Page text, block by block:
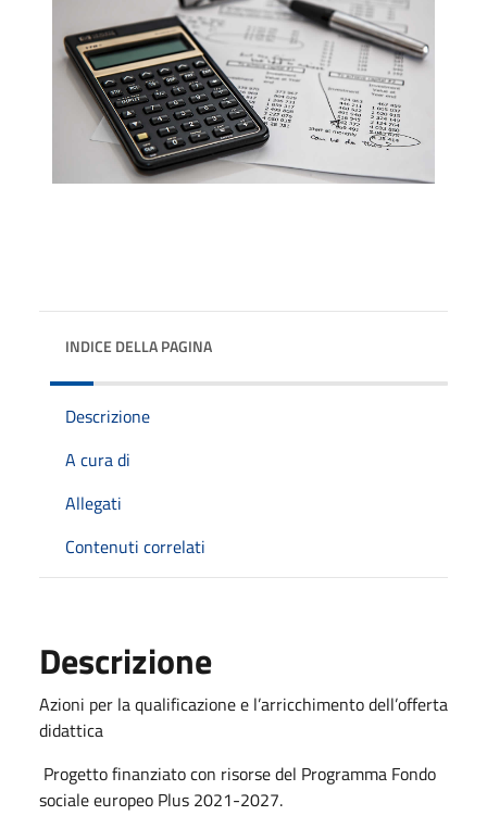
INDICE DELLA PAGINA
Descrizione
A cura di
Allegati
Contenuti correlati
Descrizione
Azioni per la qualificazione e l’arricchimento dell’offerta
didattica
Progetto finanziato con risorse del Programma Fondo
sociale europeo Plus 2021-2027.